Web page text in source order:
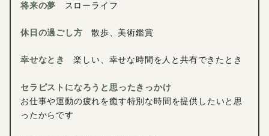
将来の夢 スローライフ
休日の過ごし方 散歩、美術鑑賞
幸せなとき 楽しい、幸せな時間を人と共有できたとき
セラピストになろうと思ったきっかけ
お仕事や運動の疲れを癒す特別な時間を提供したいと思
ったからです